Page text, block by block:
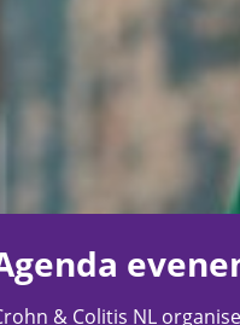
& Colitis NL